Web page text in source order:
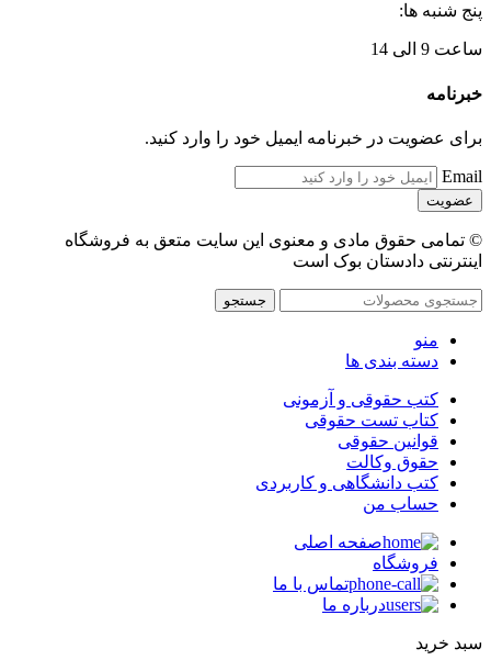
پنج شنبه ها:
ساعت 9 الی 14
خبرنامه
برای عضویت در خبرنامه ایمیل خود را وارد کنید.
Email
© تمامی حقوق مادی و معنوی این سایت متعق به فروشگاه
اینترنتی دادستان بوک است
جستجو
منو
دسته بندی ها
کتب حقوقی و آزمونی
کتاب تست حقوقی
قوانین حقوقی
حقوق وکالت
کتب دانشگاهی و کاربردی
حساب من
صفحه اصلی
فروشگاه
تماس با ما
درباره ما
سبد خرید